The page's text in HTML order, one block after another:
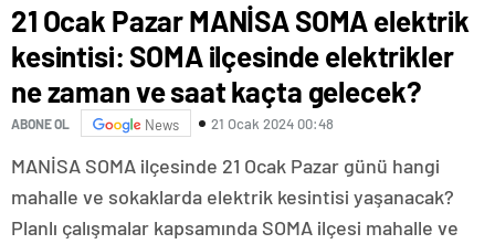
21 Ocak Pazar MANİSA SOMA elektrik
kesintisi: SOMA ilçesinde elektrikler
ne zaman ve saat kaçta gelecek?
ABONE OL News 21 Ocak 2024 00:48
MANİSA SOMA ilçesinde 21 Ocak Pazar günü hangi
mahalle ve sokaklarda elektrik kesintisi yaşanacak?
Planlı çalışmalar kapsamında SOMA ilçesi mahalle ve